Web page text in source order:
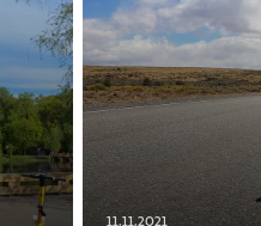
11.11.2021